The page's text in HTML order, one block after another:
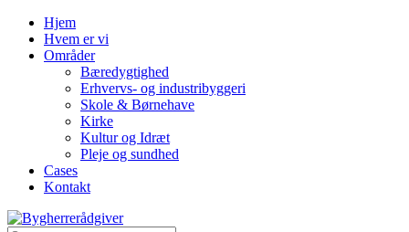
Hjem
Hvem er vi
Områder
Bæredygtighed
Erhvervs- og industribyggeri
Skole & Børnehave
Kirke
Kultur og Idræt
Pleje og sundhed
Cases
Kontakt